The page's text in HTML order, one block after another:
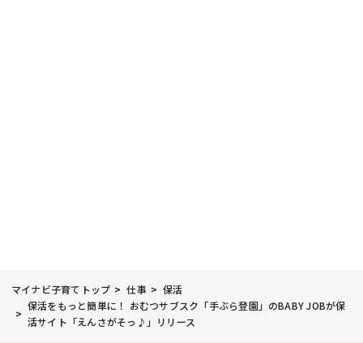
マイナビ子育てトップ 仕事
保活
保活をもっと簡単に！ おむつサブスク「手ぶら登園」のBABY JOBが保
活サイト「えんさがそっ♪」リリース